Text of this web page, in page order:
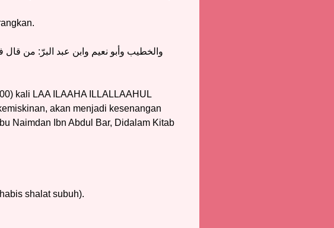
والخطيب وأبو نعيم وابن عبد البرّ: من قال
kali LAA ILAAHA ILLALLAAHUL
akan menjadi kesenangan
Naimdan Ibn Abdul Bar, Didalam Kitab
shalat subuh).